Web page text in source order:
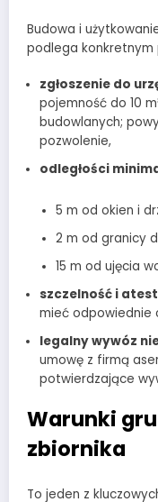
Budowa i
podlega konkretnym
zgłoszenie do
pojemność do 10
budowlanych;
pozwolenie,
odległości
5 m od okien i
2 m od granicy
15 m od ujęcia
szczelność i
mieć odpowiednie
legalny wywóz
umowę z firmą
potwierdzające
Warunki
zbiornika
To jeden z